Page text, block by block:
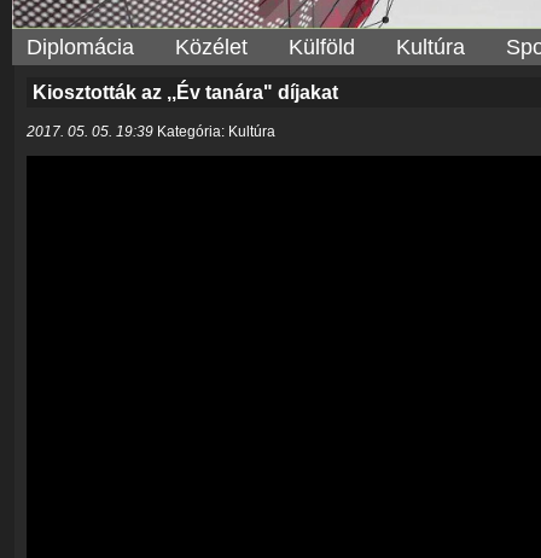
Diplomácia Közélet Külföld Kultúra
Kiosztották az ,,Év tanára" díjakat
2017. 05. 05. 19:39 Kategória: Kultúra